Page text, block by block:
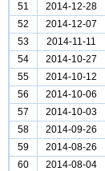
51
2014-12-28
52
2014-12-07
53
2014-11-11
54
2014-10-27
55
2014-10-12
56
2014-10-06
57
2014-10-03
58
2014-09-26
59
2014-08-26
60
2014-08-04